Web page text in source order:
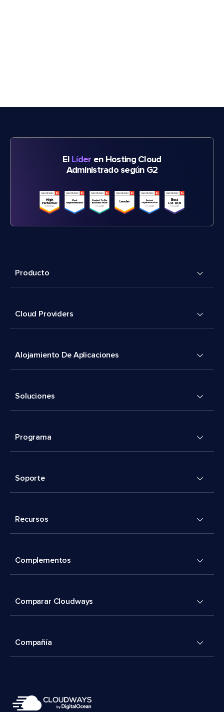
El Líder en Hosting Cloud
Administrado según G2
Producto
Cloud Providers
Alojamiento De Aplicaciones
Soluciones
Programa
Soporte
Recursos
Complementos
Comparar Cloudways
Compañía